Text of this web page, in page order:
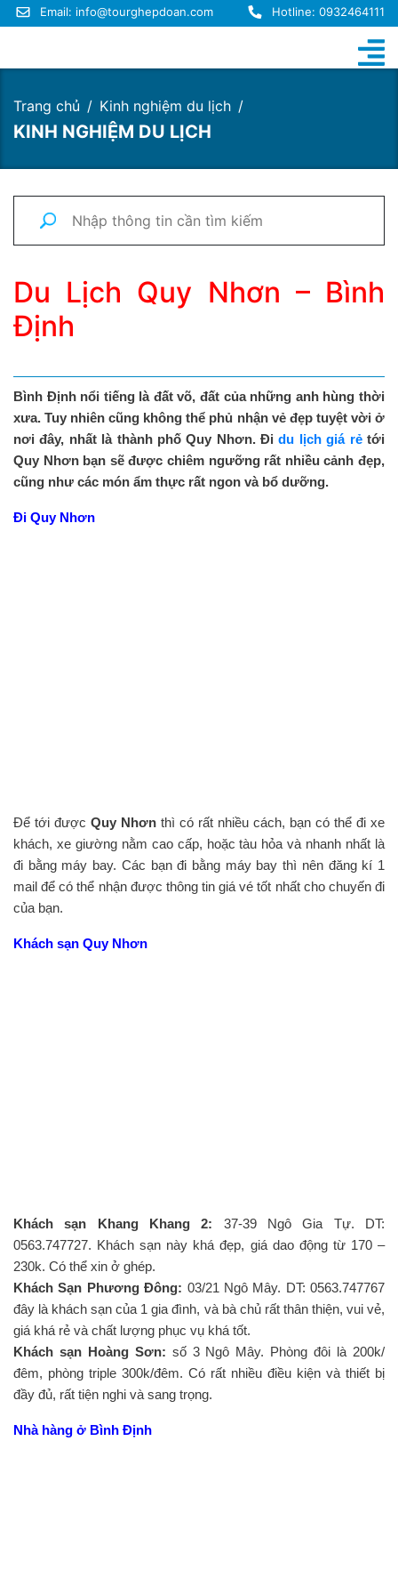
Email: info@tourghepdoan.com Hotline: 0932464111
Trang chủ Kinh nghiệm du lịch
KINH NGHIỆM DU LỊCH
Du Lịch Quy Nhơn – Bình
Định
Bình Định nổi tiếng là đất võ, đất của những anh hùng thời
xưa. Tuy nhiên cũng không thể phủ nhận vẻ đẹp tuyệt vời ở
nơi đây, nhất là thành phố Quy Nhơn. Đidu lịch giá rẻtới
Quy Nhơn bạn sẽ được chiêm ngưỡng rất nhiều cảnh đẹp,
cũng như các món ẩm thực rất ngon và bổ dưỡng.
Đi Quy Nhơn
Để tới được Quy Nhơn thì có rất nhiều cách, bạn có thể đi xe
khách, xe giường nằm cao cấp, hoặc tàu hỏa và nhanh nhất là
đi bằng máy bay. Các bạn đi bằng máy bay thì nên đăng kí 1
mail để có thể nhận được thông tin giá vé tốt nhất cho chuyến đi
của bạn.
Khách sạn Quy Nhơn
Khách sạn Khang Khang 2: 37-39 Ngô Gia Tự. DT:
0563.747727. Khách sạn này khá đẹp, giá dao động từ 170 –
230k. Có thể xin ở ghép.
Khách Sạn Phương Đông: 03/21 Ngô Mây. DT: 0563.747767
đây là khách sạn của 1 gia đình, và bà chủ rất thân thiện, vui vẻ,
giá khá rẻ và chất lượng phục vụ khá tốt.
Khách sạn Hoàng Sơn: số 3 Ngô Mây. Phòng đôi là 200k/
đêm, phòng triple 300k/đêm. Có rất nhiều điều kiện và thiết bị
đầy đủ, rất tiện nghi và sang trọng.
Nhà hàng ở Bình Định